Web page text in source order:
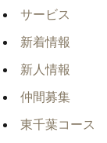
サービス
新着情報
新人情報
仲間募集
東千葉コース